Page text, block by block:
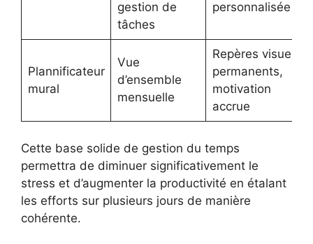
gestion de
tâches
personnalisée
Plannificateur
mural
Vue
d’ensemble
mensuelle
Repères visuels
permanents,
motivation
accrue
Cette base solide de gestion du temps
permettra de diminuer significativement le
stress et d’augmenter la productivité en étalant
les efforts sur plusieurs jours de manière
cohérente.